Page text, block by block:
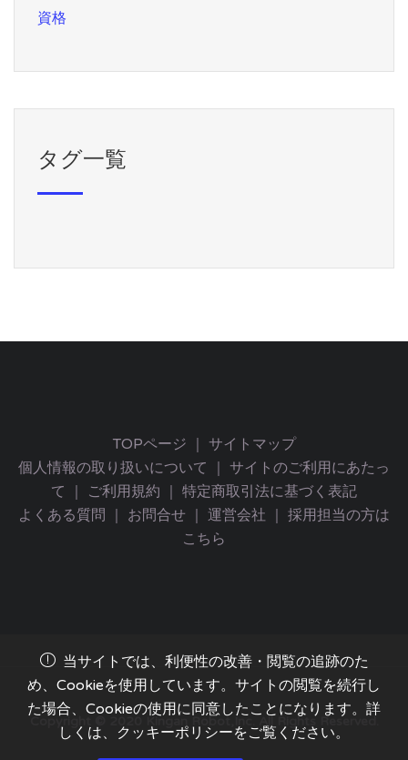
資格
タグ一覧
TOPページ ｜ サイトマップ
個人情報の取り扱いについて ｜ サイトのご利用にあたっ
て ｜ ご利用規約 ｜ 特定商取引法に基づく表記
よくある質問 ｜ お問合せ ｜ 運営会社 ｜ 採用担当の方は
こちら
Copyright © 2020 Kingan Robot,Inc. All Rights Reserved.
当サイトでは、利便性の改善・閲覧の追跡のた
め、Cookieを使用しています。サイトの閲覧を続行し
た場合、Cookieの使用に同意したことになります。詳
しくは、クッキーポリシーをご覧ください。